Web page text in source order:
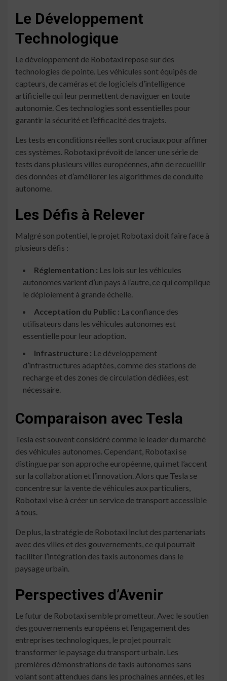
Le Développement
Technologique
Le développement de Robotaxi repose sur des
technologies de pointe. Les véhicules sont équipés de
capteurs, de caméras et de logiciels d’intelligence
artificielle qui leur permettent de naviguer en toute
autonomie. Ces technologies sont essentielles pour
garantir la sécurité et l’efficacité des trajets.
Les tests en conditions réelles sont cruciaux pour affiner
ces systèmes. Robotaxi prévoit de lancer une série de
tests dans plusieurs villes européennes, afin de recueillir
des données et d’améliorer les algorithmes de conduite
autonome.
Les Défis à Relever
Malgré son potentiel, le projet Robotaxi doit faire face à
plusieurs défis :
Réglementation : Les lois sur les véhicules
autonomes varient d’un pays à l’autre, ce qui complique
le déploiement à grande échelle.
Acceptation du Public : La confiance des
utilisateurs dans les véhicules autonomes est
essentielle pour leur adoption.
Infrastructure : Le développement
d’infrastructures adaptées, comme des stations de
recharge et des zones de circulation dédiées, est
nécessaire.
Comparaison avec Tesla
Tesla est souvent considéré comme le leader du marché
des véhicules autonomes. Cependant, Robotaxi se
distingue par son approche européenne, qui met l’accent
sur la collaboration et l’innovation. Alors que Tesla se
concentre sur la vente de véhicules aux particuliers,
Robotaxi vise à créer un service de transport accessible
à tous.
De plus, la stratégie de Robotaxi inclut des partenariats
avec des villes et des gouvernements, ce qui pourrait
faciliter l’intégration des taxis autonomes dans le
paysage urbain.
Perspectives d’Avenir
Le futur de Robotaxi semble prometteur. Avec le soutien
des gouvernements européens et l’engagement des
entreprises technologiques, le projet pourrait
transformer le paysage du transport urbain. Les
premières démonstrations de taxis autonomes sans
volant sont attendues dans les prochaines années, et les